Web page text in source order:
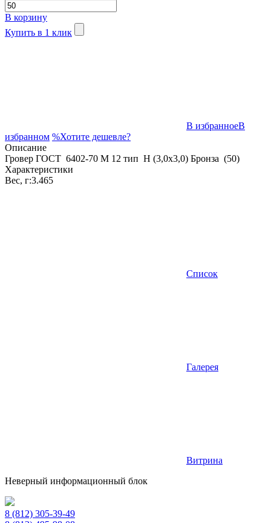
В корзину
Купить в 1 клик
В избранноеВ
избранном %Хотите дешевле?
Описание
Гровер ГОСТ 6402-70 M 12 тип Н (3,0x3,0) Бронза (50)
Характеристики
Вес, г:3.465
Список
Галерея
Витрина
Неверный информационный блок
8 (812) 305-39-49